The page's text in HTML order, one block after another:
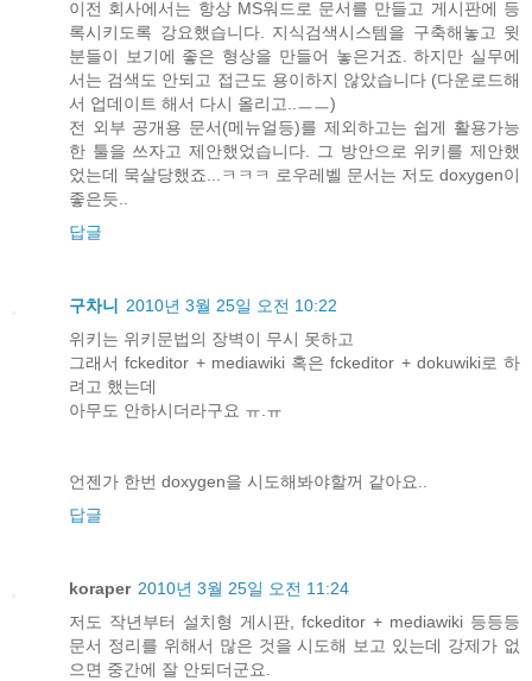
이전 회사에서는 항상 MS워드로 문서를 만들고 게시판에 등
록시키도록 강요했습니다. 지식검색시스템을 구축해놓고 윗
분들이 보기에 좋은 형상을 만들어 놓은거죠. 하지만 실무에
서는 검색도 안되고 접근도 용이하지 않았습니다 (다운로드해
서 업데이트 해서 다시 올리고..ㅡㅡ)
전 외부 공개용 문서(메뉴얼등)를 제외하고는 쉽게 활용가능
한 툴을 쓰자고 제안했었습니다. 그 방안으로 위키를 제안했
었는데 묵살당했죠...ㅋㅋㅋ 로우레벨 문서는 저도 doxygen이
좋은듯..
답글
구차니
2010년 3월 25일 오전 10:22
위키는 위키문법의 장벽이 무시 못하고
그래서 fckeditor + mediawiki 혹은 fckeditor + dokuwiki로 하
려고 했는데
아무도 안하시더라구요 ㅠ.ㅠ
언젠가 한번 doxygen을 시도해봐야할꺼 같아요..
답글
koraper 2010년 3월 25일 오전 11:24
저도 작년부터 설치형 게시판, fckeditor + mediawiki 등등등
문서 정리를 위해서 많은 것을 시도해 보고 있는데 강제가 없
으면 중간에 잘 안되더군요.